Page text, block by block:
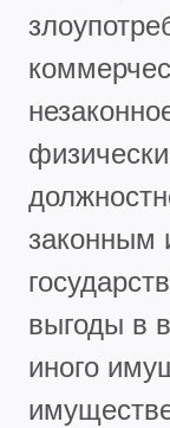
законным
выгоды в
иного